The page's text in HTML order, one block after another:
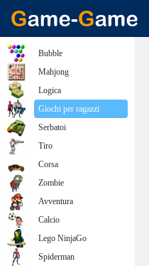
Bubble
Mahjong
Logica
Giochi per ragazzi
Serbatoi
Tiro
Corsa
Zombie
Avventura
Calcio
Lego NinjaGo
Spiderman